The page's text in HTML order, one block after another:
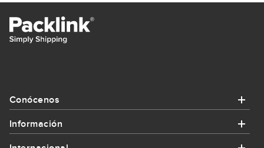
Conócenos
Conócenos
Información